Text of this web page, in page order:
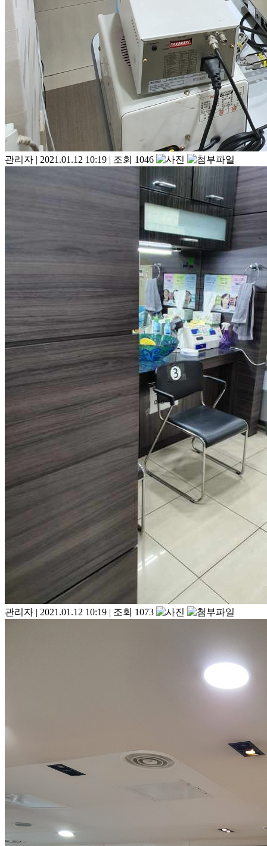
관리자 | 2021.01.12 10:19 | 조회 1046
관리자 | 2021.01.12 10:19 | 조회 1073